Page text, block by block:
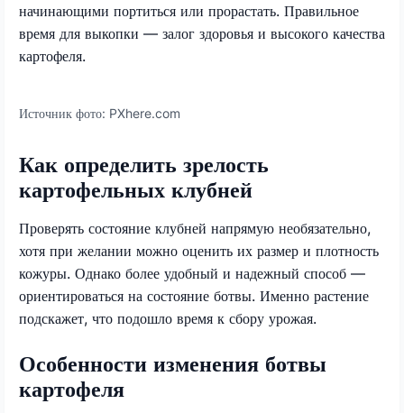
начинающими портиться или прорастать. Правильное
время для выкопки — залог здоровья и высокого качества
картофеля.
Источник фото: PXhere.com
Как определить зрелость
картофельных клубней
Проверять состояние клубней напрямую необязательно,
хотя при желании можно оценить их размер и плотность
кожуры. Однако более удобный и надежный способ —
ориентироваться на состояние ботвы. Именно растение
подскажет, что подошло время к сбору урожая.
Особенности изменения ботвы
картофеля